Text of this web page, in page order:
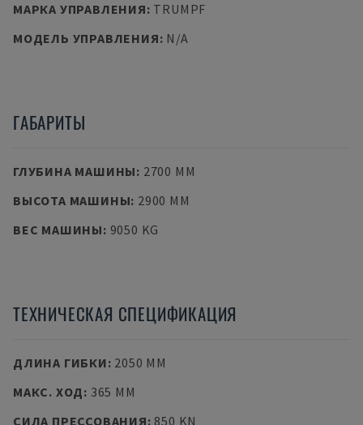
МАРКА УПРАВЛЕНИЯ: TRUMPF
МОДЕЛЬ УПРАВЛЕНИЯ: N/A
ГАБАРИТЫ
ГЛУБИНА МАШИНЫ: 2700 MM
ВЫСОТА МАШИНЫ: 2900 MM
ВЕС МАШИНЫ: 9050 KG
ТЕХНИЧЕСКАЯ СПЕЦИФИКАЦИЯ
ДЛИНА ГИБКИ: 2050 MM
МАКС. ХОД: 365 MM
СИЛА ПРЕССОВАНИЯ: 850 KN